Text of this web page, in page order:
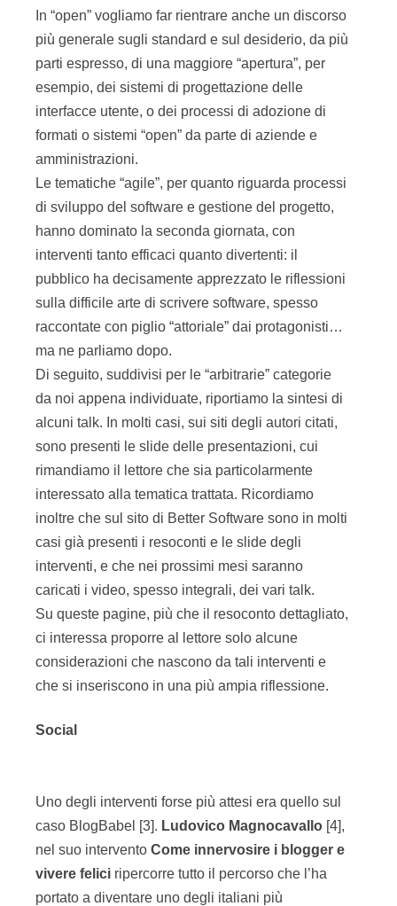
In “open” vogliamo far rientrare anche un discorso
più generale sugli standard e sul desiderio, da più
parti espresso, di una maggiore “apertura”, per
esempio, dei sistemi di progettazione delle
interfacce utente, o dei processi di adozione di
formati o sistemi “open” da parte di aziende e
amministrazioni.
Le tematiche “agile”, per quanto riguarda processi
di sviluppo del software e gestione del progetto,
hanno dominato la seconda giornata, con
interventi tanto efficaci quanto divertenti: il
pubblico ha decisamente apprezzato le riflessioni
sulla difficile arte di scrivere software, spesso
raccontate con piglio “attoriale” dai protagonisti…
ma ne parliamo dopo.
Di seguito, suddivisi per le “arbitrarie” categorie
da noi appena individuate, riportiamo la sintesi di
alcuni talk. In molti casi, sui siti degli autori citati,
sono presenti le slide delle presentazioni, cui
rimandiamo il lettore che sia particolarmente
interessato alla tematica trattata. Ricordiamo
inoltre che sul sito di Better Software sono in molti
casi già presenti i resoconti e le slide degli
interventi, e che nei prossimi mesi saranno
caricati i video, spesso integrali, dei vari talk.
Su queste pagine, più che il resoconto dettagliato,
ci interessa proporre al lettore solo alcune
considerazioni che nascono da tali interventi e
che si inseriscono in una più ampia riflessione.
Social
Uno degli interventi forse più attesi era quello sul
caso BlogBabel [3]. Ludovico Magnocavallo [4],
nel suo intervento Come innervosire i blogger e
vivere felici ripercorre tutto il percorso che l’ha
portato a diventare uno degli italiani più